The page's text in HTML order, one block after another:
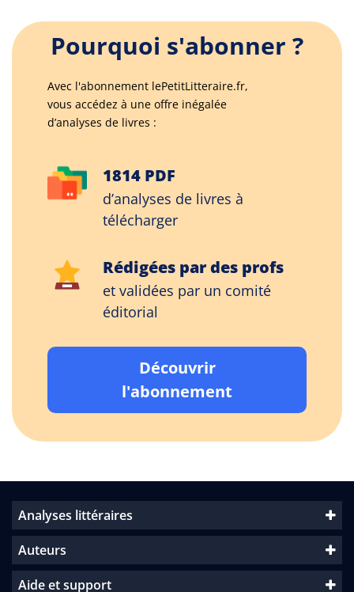
Pourquoi s'abonner ?
Avec l'abonnement lePetitLitteraire.fr,
vous accédez à une offre inégalée
d’analyses de livres :
1814 PDF
d’analyses de livres à
télécharger
Rédigées par des profs
et validées par un comité
éditorial
Découvrir
l'abonnement
Analyses littéraires
Auteurs
Aide et support